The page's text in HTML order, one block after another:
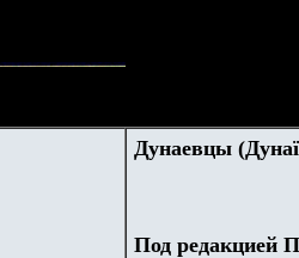
Дунаевцы
Под редакцией